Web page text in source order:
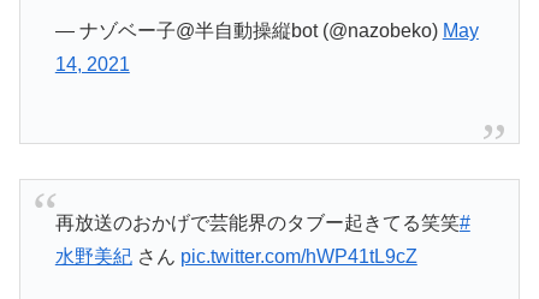
— ナゾベー子@半自動操縦bot (@nazobeko) May
14, 2021
再放送のおかげで芸能界のタブー起きてる笑笑#
水野美紀さん pic.twitter.com/hWP41tL9cZ